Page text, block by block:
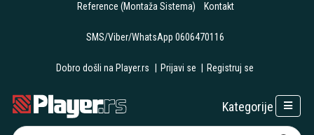
Reference (Montaža Sistema) Kontakt
SMS/Viber/WhatsApp 0606470116
Dobro došli na Player.rs Prijavi se Registruj se
Kategorije